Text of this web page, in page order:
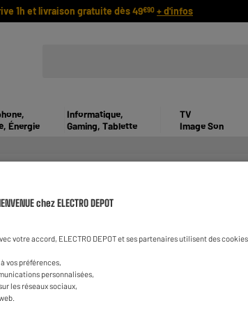
1h et livraison gratuite dès 49€90 + d'infos
Énergie
Informatique,
Gaming, Tablette
TV
Image Son
pour votre machine à café ? Vous êtes
parti !
ou automatiques. Vous pouvez
chez ELECTRO DEPOT
votre accord, ELECTRO DEPOT et ses partenaires utilisent des
vos préférences,
personnalisées,
les réseaux sociaux,